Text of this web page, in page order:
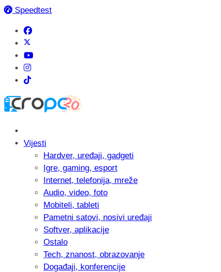
Speedtest
Vijesti
Hardver, uređaji, gadgeti
Igre, gaming, esport
Internet, telefonija, mreže
Audio, video, foto
Mobiteli, tableti
Pametni satovi, nosivi uređaji
Softver, aplikacije
Ostalo
Tech, znanost, obrazovanje
Događaji, konferencije